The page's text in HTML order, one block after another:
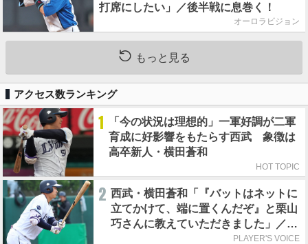
打席にしたい」／後半戦に息巻く！
オーロラビジョン
もっと見る
アクセス数ランキング
1
「今の状況は理想的」一軍好調が二軍
育成に好影響をもたらす西武 象徴は
高卒新人・横田蒼和
HOT TOPIC
2 西武・横田蒼和「『バットはネットに
立てかけて、端に置くんだぞ』と栗山
巧さんに教えていただきました」／憧
PLAYER'S VOICE